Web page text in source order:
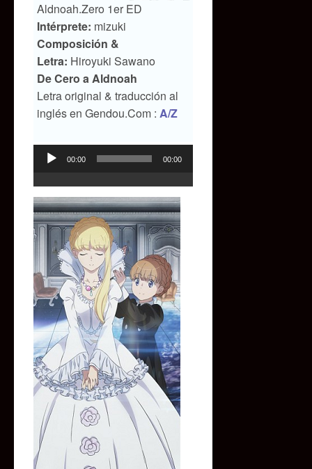
Aldnoah.Zero 1er ED
Intérprete: mizuki
Composición &
Letra: Hiroyuki Sawano
De Cero a Aldnoah
Letra original & traducción al
inglés en Gendou.Com : A/Z
Reproductor
audio
00:00 00:00